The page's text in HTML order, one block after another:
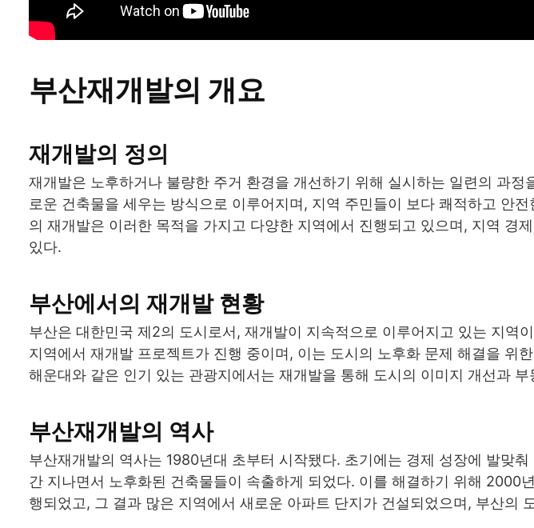
부산재개발의 개요
재개발의 정의
재개발은 노후하거나 불량한 주거 환경을 개선하기 위해 실시하는 일련의 과정
로운 건축물을 세우는 방식으로 이루어지며, 지역 주민들이 보다 쾌적하고 안
의 재개발은 이러한 목적을 가지고 다양한 지역에서 진행되고 있으며, 지역 경
있다.
부산에서의 재개발 현황
부산은 대한민국 제2의 도시로서, 재개발이 지속적으로 이루어지고 있는 지역
지역에서 재개발 프로젝트가 진행 중이며, 이는 도시의 노후화 문제 해결을 위
해운대와 같은 인기 있는 관광지에서는 재개발을 통해 도시의 이미지 개선과
부산재개발의 역사
부산재개발의 역사는 1980년대 초부터 시작됐다. 초기에는 경제 성장에 발맞
간 지나면서 노후화된 건축물들이 속출하게 되었다. 이를 해결하기 위해 2000
행되었고, 그 결과 많은 지역에서 새로운 아파트 단지가 건설되었으며, 부산의